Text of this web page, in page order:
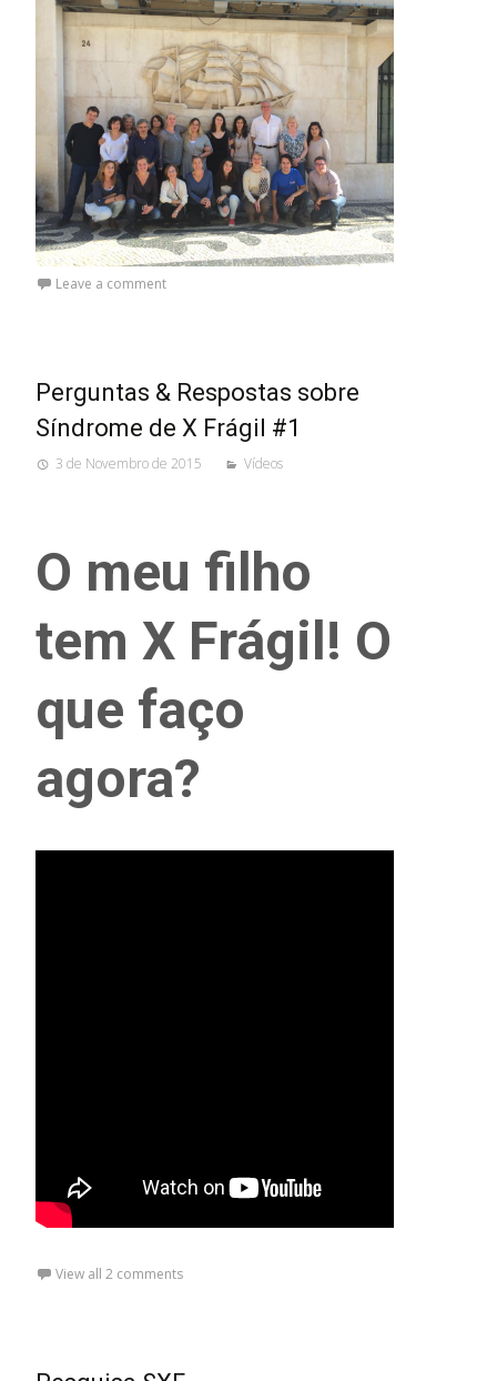
Leave a comment
Perguntas & Respostas sobre
Síndrome de X Frágil #1
3 de Novembro de 2015 Vídeos
O meu filho
tem X Frágil! O
que faço
agora?
View all 2 comments